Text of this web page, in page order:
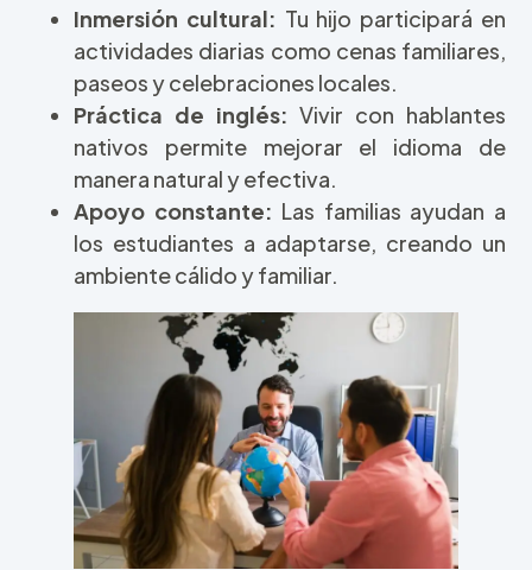
Inmersión cultural: Tu hijo participará en
actividades diarias como cenas familiares,
paseos y celebraciones locales.
Práctica de inglés: Vivir con hablantes
nativos permite mejorar el idioma de
manera natural y efectiva.
Apoyo constante: Las familias ayudan a
los estudiantes a adaptarse, creando un
ambiente cálido y familiar.